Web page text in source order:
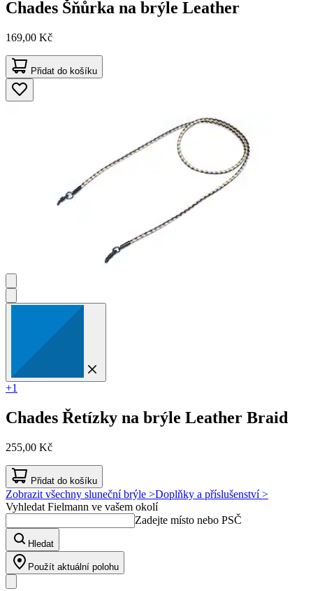
Chades Šňůrka na brýle Leather
169,00 Kč
Přidat do košíku
+1
Chades Řetízky na brýle Leather Braid
255,00 Kč
Přidat do košíku
Zobrazit všechny sluneční brýle >Doplňky a příslušenství >
Vyhledat Fielmann ve vašem okolí
Zadejte místo nebo PSČ
Hledat
Použít aktuální polohu